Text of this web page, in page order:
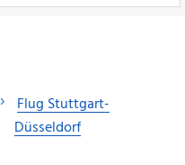
Flug Stuttgart-
Düsseldorf